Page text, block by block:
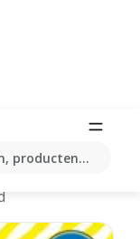
producten...